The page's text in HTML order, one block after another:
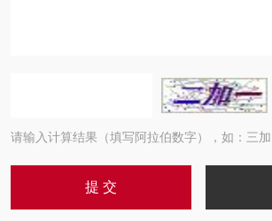
请输入计算结果（填写阿拉伯数字），如：三